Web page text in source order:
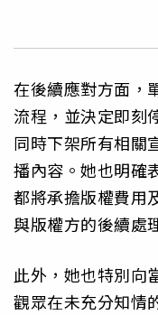
在後續應對方面，
流程，並決定即刻
同時下架所有相關
播內容。她也明確
都將承擔版權費用
與版權方的後續處
此外，她也特別向
觀眾在未充分知情